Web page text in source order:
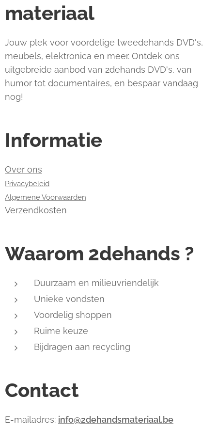
materiaal
Jouw plek voor voordelige tweedehands DVD's,
meubels, elektronica en meer. Ontdek ons
uitgebreide aanbod van 2dehands DVD's, van
humor tot documentaires, en bespaar vandaag
nog!
Informatie
Over ons
Privacybeleid
Algemene Voorwaarden
Verzendkosten
Waarom 2dehands ?
Duurzaam en milieuvriendelijk
Unieke vondsten
Voordelig shoppen
Ruime keuze
Bijdragen aan recycling
Contact
E-mailadres: info@2dehandsmateriaal.be